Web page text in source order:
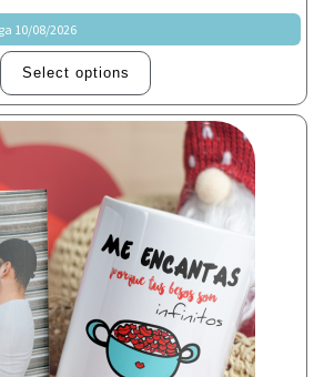
10/08/2026
Select options